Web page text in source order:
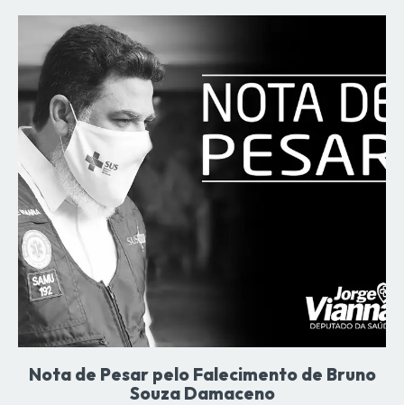
Nota de Pesar pelo Falecimento de Bruno
Souza Damaceno